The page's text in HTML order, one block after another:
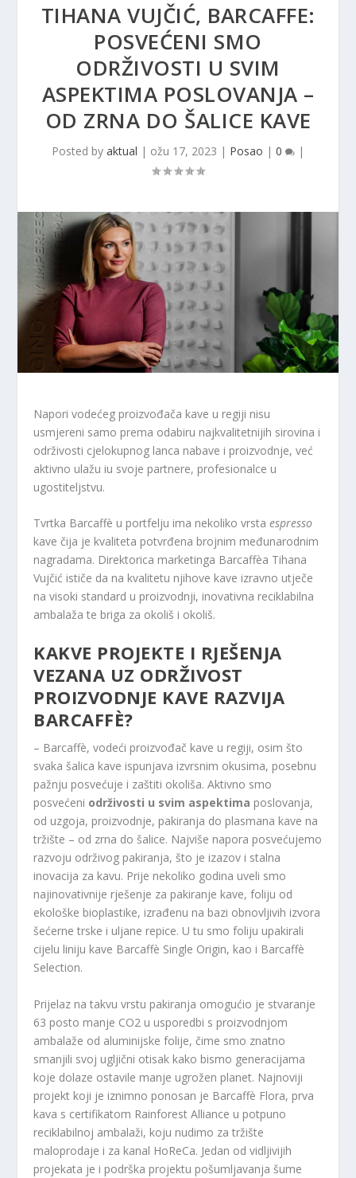
TIHANA VUJČIĆ, BARCAFFE:
POSVEĆENI SMO
ODRŽIVOSTI U SVIM
ASPEKTIMA POSLOVANJA –
OD ZRNA DO ŠALICE KAVE
Posted by aktual | ožu 17, 2023 | Posao | 0 |
Napori vodećeg proizvođača kave u regiji nisu
usmjereni samo prema odabiru najkvalitetnijih sirovina i
održivosti cjelokupnog lanca nabave i proizvodnje, već
aktivno ulažu iu svoje partnere, profesionalce u
ugostiteljstvu.
Tvrtka Barcaffè u portfelju ima nekoliko vrstaespresso
kave čija je kvaliteta potvrđena brojnim međunarodnim
nagradama. Direktorica marketinga Barcaffèa Tihana
Vujčić ističe da na kvalitetu njihove kave izravno utječe
na visoki standard u proizvodnji, inovativna reciklabilna
ambalaža te briga za okoliš i okoliš.
KAKVE PROJEKTE I RJEŠENJA
VEZANA UZ ODRŽIVOST
PROIZVODNJE KAVE RAZVIJA
BARCAFFÈ?
– Barcaffè, vodeći proizvođač kave u regiji, osim što
svaka šalica kave ispunjava izvrsnim okusima, posebnu
pažnju posvećuje i zaštiti okoliša. Aktivno smo
posvećeni održivosti u svim aspektima poslovanja,
od uzgoja, proizvodnje, pakiranja do plasmana kave na
tržište – od zrna do šalice. Najviše napora posvećujemo
razvoju održivog pakiranja, što je izazov i stalna
inovacija za kavu. Prije nekoliko godina uveli smo
najinovativnije rješenje za pakiranje kave, foliju od
ekološke bioplastike, izrađenu na bazi obnovljivih izvora
šećerne trske i uljane repice. U tu smo foliju upakirali
cijelu liniju kave Barcaffè Single Origin, kao i Barcaffè
Selection.
Prijelaz na takvu vrstu pakiranja omogućio je stvaranje
63 posto manje CO2 u usporedbi s proizvodnjom
ambalaže od aluminijske folije, čime smo znatno
smanjili svoj ugljični otisak kako bismo generacijama
koje dolaze ostavile manje ugrožen planet. Najnoviji
projekt koji je iznimno ponosan je Barcaffè Flora, prva
kava s certifikatom Rainforest Alliance u potpuno
reciklabilnoj ambalaži, koju nudimo za tržište
maloprodaje i za kanal HoReCa. Jedan od vidljivijih
projekata je i podrška projektu pošumljavanja šume